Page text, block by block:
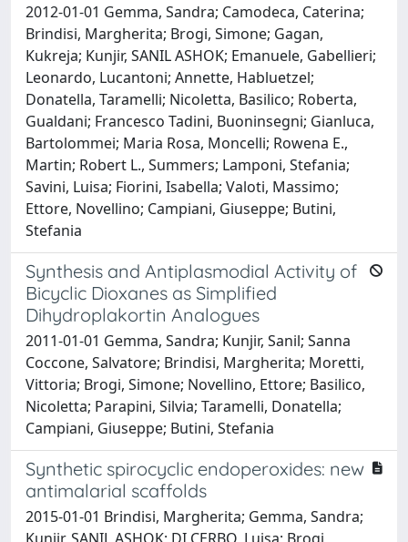
2012-01-01 Gemma, Sandra; Camodeca, Caterina;
Brindisi, Margherita; Brogi, Simone; Gagan,
Kukreja; Kunjir, SANIL ASHOK; Emanuele, Gabellieri;
Leonardo, Lucantoni; Annette, Habluetzel;
Donatella, Taramelli; Nicoletta, Basilico; Roberta,
Gualdani; Francesco Tadini, Buoninsegni; Gianluca,
Bartolommei; Maria Rosa, Moncelli; Rowena E.,
Martin; Robert L., Summers; Lamponi, Stefania;
Savini, Luisa; Fiorini, Isabella; Valoti, Massimo;
Ettore, Novellino; Campiani, Giuseppe; Butini,
Stefania
Synthesis and Antiplasmodial Activity of
Bicyclic Dioxanes as Simplified
Dihydroplakortin Analogues
2011-01-01 Gemma, Sandra; Kunjir, Sanil; Sanna
Coccone, Salvatore; Brindisi, Margherita; Moretti,
Vittoria; Brogi, Simone; Novellino, Ettore; Basilico,
Nicoletta; Parapini, Silvia; Taramelli, Donatella;
Campiani, Giuseppe; Butini, Stefania
Synthetic spirocyclic endoperoxides: new
antimalarial scaffolds
2015-01-01 Brindisi, Margherita; Gemma, Sandra;